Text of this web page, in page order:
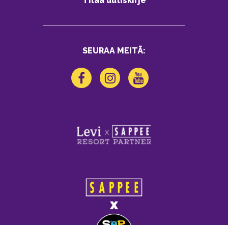
SEURAA MEITÄ: